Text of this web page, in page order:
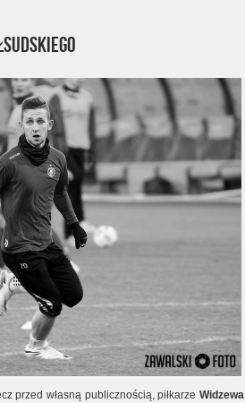
przed własną publicznością, piłkarze Widzewa